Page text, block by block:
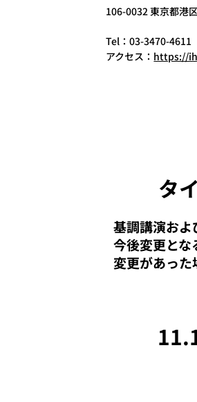
106-0032 東京都港
Tel：03-3470-4611
​アクセス： https://
タ
基調講演およ
今後変更とな
変更があった